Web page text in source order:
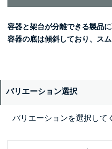
容器と架台が分離できる製品
容器の底は傾斜しており、ス
バリエーション選択
バリエーションを選択して